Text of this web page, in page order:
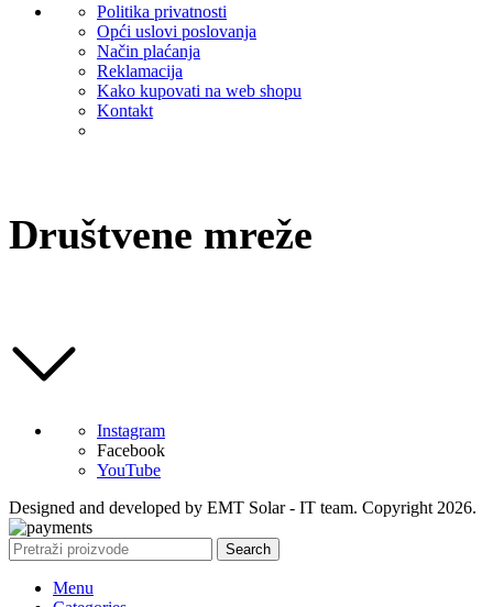
Politika privatnosti
Opći uslovi poslovanja
Način plaćanja
Reklamacija
Kako kupovati na web shopu
Kontakt
Društvene mreže
Instagram
Facebook
YouTube
Designed and developed by EMT Solar - IT team. Copyright 2026.
Search
Menu